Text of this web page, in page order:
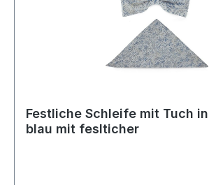
Festliche Schleife mit Tuch
blau mit feslticher